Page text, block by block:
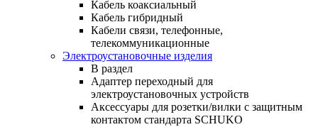
Кабель коаксиальный
Кабель гибридный
Кабели связи, телефонные,
телекоммуникационные
Электроустановочные изделия
В раздел
Адаптер переходный для
электроустановочных устройств
Аксессуары для розетки/вилки с защитным
контактом стандарта SCHUKO